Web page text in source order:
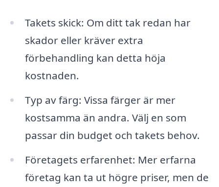
Takets skick: Om ditt tak redan har
skador eller kräver extra
förbehandling kan detta höja
kostnaden.
Typ av färg: Vissa färger är mer
kostsamma än andra. Välj en som
passar din budget och takets behov.
Företagets erfarenhet: Mer erfarna
företag kan ta ut högre priser, men de